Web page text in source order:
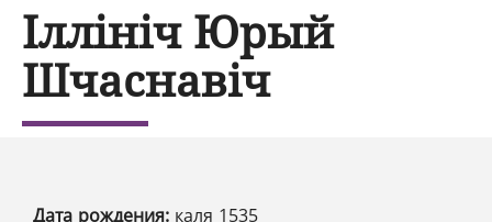
Іллініч Юрый
Шчаснавіч
Дата рождения: каля 1535